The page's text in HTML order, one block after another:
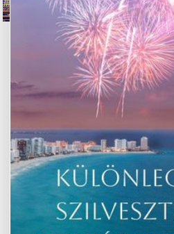
New York –
költséggel
Ingyenes programok, látnivalók.
New York nem az olcsóság
elriaszt, hogy
pénztárcájukat. Ennek nem
világ fővárosa rengeteg
látnivalót kínál az ide